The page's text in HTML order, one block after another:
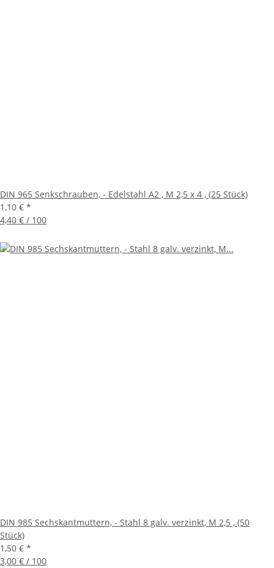
DIN 965 Senkschrauben, - Edelstahl A2 , M 2,5 x 4 , (25 Stück)
1,10 € *
4,40 € / 100
DIN 985 Sechskantmuttern, - Stahl 8 galv. verzinkt, M 2,5 , (50
Stück)
1,50 € *
3,00 € / 100